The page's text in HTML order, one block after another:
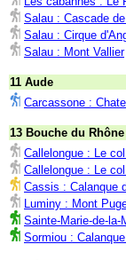
Salau : Cascade
Salau : Cirque
Salau : Mont Vallier
11 Aude
Carcassone :
13 Bouche du Rhône
Callelongue : Le
Callelongue : Le
Cassis : Calanque
Luminy : Mont
Sainte-Marie-de-la-
Sormiou :